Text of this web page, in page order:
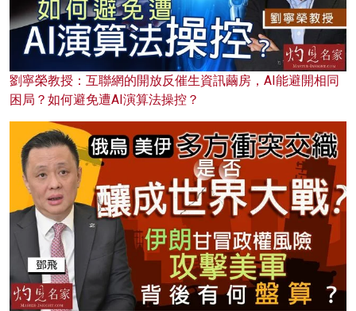
劉寧榮教授：互聯網的開放反催生資訊繭房，AI能避開相同
困局？如何避免遭AI演算法操控？